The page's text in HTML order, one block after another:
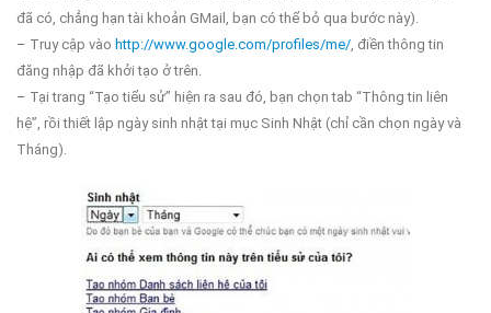
đã có, chẳng hạn tài khoản GMail, bạn có thể bỏ qua bước này).
– Truy cập vào http://www.google.com/profiles/me/, điền thông tin
đăng nhập đã khởi tạo ở trên.
– Tại trang “Tạo tiểu sử” hiện ra sau đó, bạn chọn tab “Thông tin liên
hệ”, rồi thiết lập ngày sinh nhật tại mục Sinh Nhật (chỉ cần chọn ngày và
Tháng).